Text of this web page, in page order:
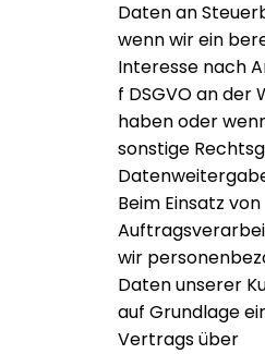
Daten an
wenn wir ein
Interesse nach
f DSGVO an der
haben oder
sonstige
Beim Einsatz von
wir
Daten unserer
auf Grundlage
Vertrags über